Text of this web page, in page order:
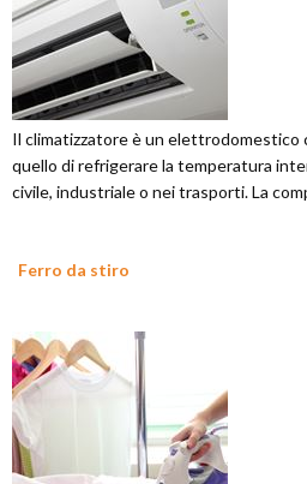
Il climatizzatore è un elettrodomestico
quello di refrigerare la temperatura
civile, industriale o nei trasporti. La
Ferro da stiro